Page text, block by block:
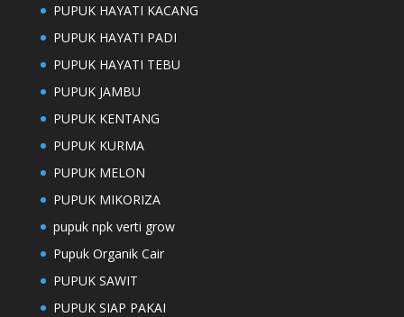
PUPUK HAYATI KACANG
PUPUK HAYATI PADI
PUPUK HAYATI TEBU
PUPUK JAMBU
PUPUK KENTANG
PUPUK KURMA
PUPUK MELON
PUPUK MIKORIZA
pupuk npk verti grow
Pupuk Organik Cair
PUPUK SAWIT
PUPUK SIAP PAKAI